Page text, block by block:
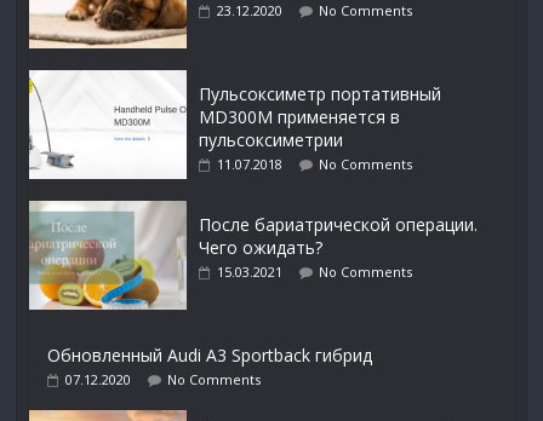
23.12.2020 No Comments
Пульсоксиметр портативный
MD300M применяется в
пульсоксиметрии
11.07.2018 No Comments
После бариатрической операции.
Чего ожидать?
15.03.2021 No Comments
Обновленный Audi A3 Sportback гибрид
07.12.2020 No Comments